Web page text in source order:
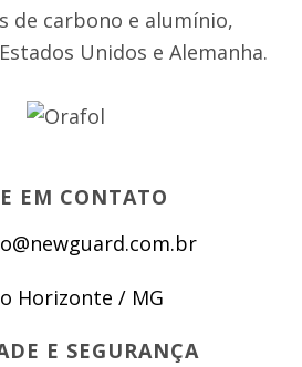
de carbono e alumínio,
Unidos e Alemanha.
EM CONTATO
Horizonte / MG
E SEGURANÇA